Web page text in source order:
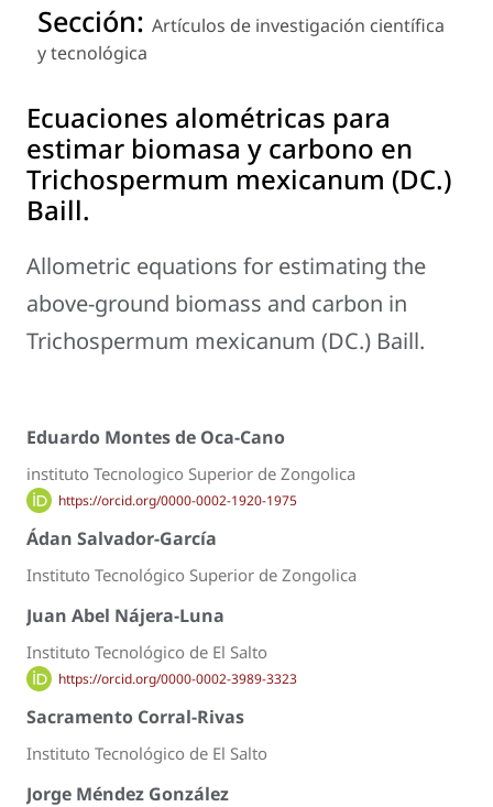
Sección: Artículos de investigación científica
y tecnológica
Ecuaciones alométricas para
estimar biomasa y carbono en
Trichospermum mexicanum (DC.)
Baill.
Allometric equations for estimating the
above-ground biomass and carbon in
Trichospermum mexicanum (DC.) Baill.
Eduardo Montes de Oca-Cano
instituto Tecnologico Superior de Zongolica
https://orcid.org/0000-0002-1920-1975
Ádan Salvador-García
Instituto Tecnológico Superior de Zongolica
Juan Abel Nájera-Luna
Instituto Tecnológico de El Salto
https://orcid.org/0000-0002-3989-3323
Sacramento Corral-Rivas
Instituto Tecnológico de El Salto
Jorge Méndez González